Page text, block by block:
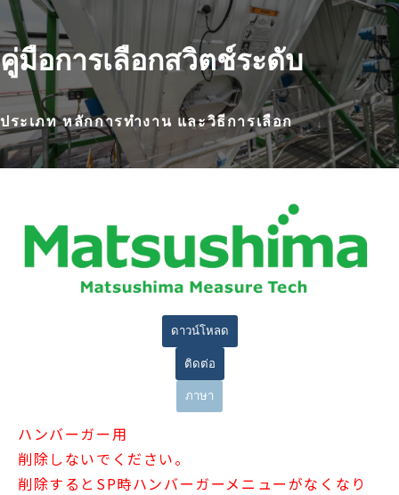
คู่มือการเลือกสวิตช์ระดับ
ประเภท หลักการทำงาน และวิธีการเลือก
ดาวน์โหลด
ติดต่อ
ภาษา
ハンバーガー用
削除しないでください。
削除するとSP時ハンバーガーメニューがなくなり